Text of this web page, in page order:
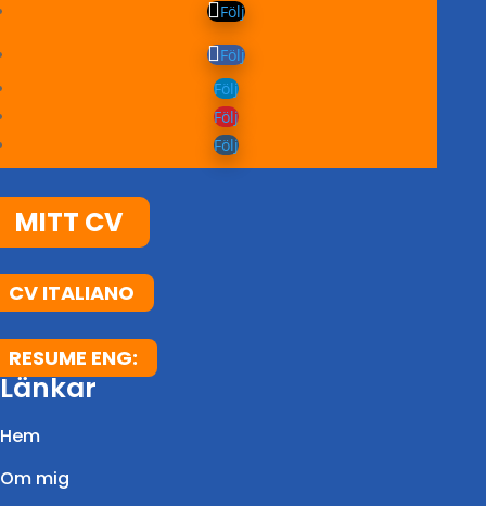
Följ
Följ
Följ
Följ
Följ
MITT CV
CV ITALIANO
RESUME ENG:
Länkar
Hem
Om mig